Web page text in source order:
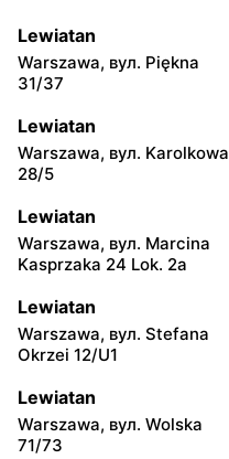
Lewiatan
Warszawa, вул. Piękna
31/37
Lewiatan
Warszawa, вул. Karolkowa
28/5
Lewiatan
Warszawa, вул. Marcina
Kasprzaka 24 Lok. 2a
Lewiatan
Warszawa, вул. Stefana
Okrzei 12/U1
Lewiatan
Warszawa, вул. Wolska
71/73